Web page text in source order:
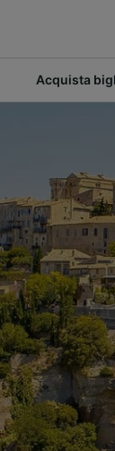
Acquista